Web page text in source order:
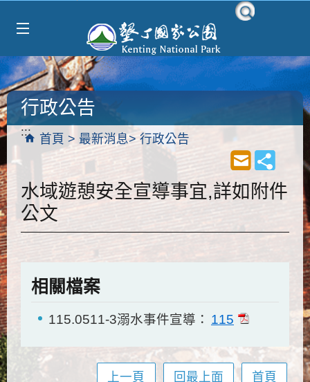
:::
首頁 最新消息 行政公告
行政公告
水域遊憩安全宣導事宜,詳如附件
公文
相關檔案
115.0511-3溺水事件宣導： 115
上一頁 回最上面 首頁